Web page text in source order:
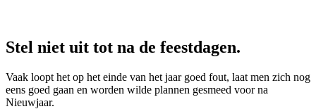
Stel niet uit tot na de feestdagen.
Vaak loopt het op het einde van het jaar goed fout, laat men zich nog
eens goed gaan en worden wilde plannen gesmeed voor na
Nieuwjaar.